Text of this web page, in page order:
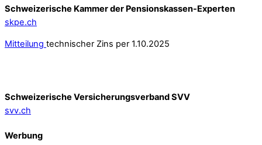
Schweizerische Kammer der Pensionskassen-Experten
skpe.ch
Mitteilung technischer Zins per 1.10.2025
Schweizerische Versicherungsverband SVV
svv.ch
Werbung